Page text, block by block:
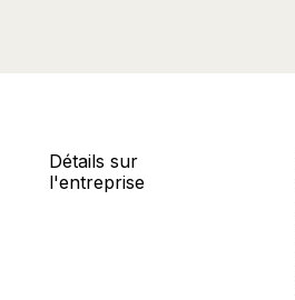
Détails sur
l'entreprise